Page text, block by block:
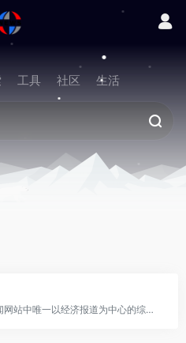
工具 社区 生活
中国经济网是国家重点新闻网站中唯一以经济报道为中心的综合新闻网站。